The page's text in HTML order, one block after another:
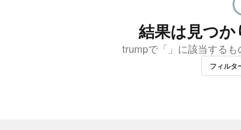
結果は見つ
trumpで「」に該当するも
フィルタ